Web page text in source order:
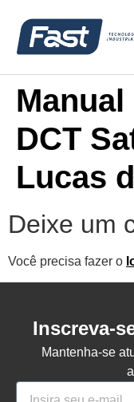
DCT
Lucas
Deixe um
Você precisa fazer o
Inscreva-
Mantenha-se